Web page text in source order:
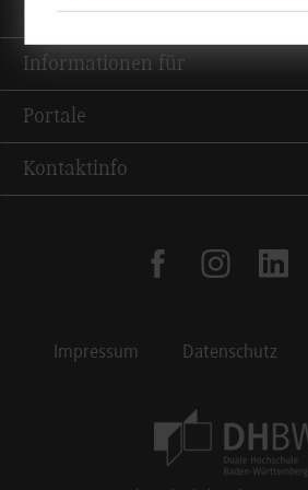
Quicklinks
Informationen für
Portale
Kontaktinfo
facebookinstagram
Impressum Datenschutz